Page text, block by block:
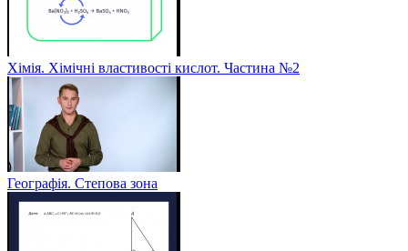
Хімія. Хімічні властивості кислот. Частина №2
Географія. Степова зона